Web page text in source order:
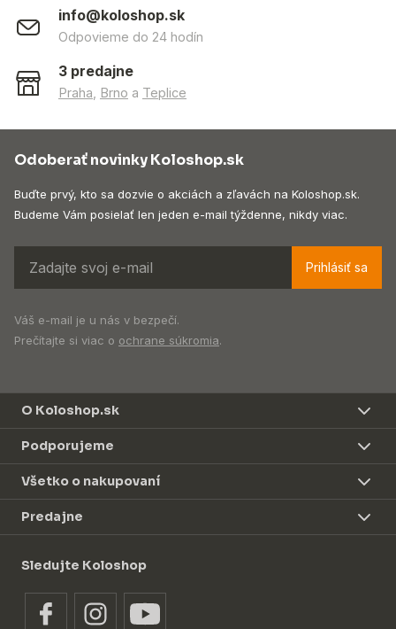
info@koloshop.sk
Odpovieme do 24 hodín
3 predajne
Praha Brno a Teplice
Odoberať novinky Koloshop.sk
Buďte prvý, kto sa dozvie o akciách a zľavách na Koloshop.sk.
Budeme Vám posielať len jeden e-mail týždenne, nikdy viac.
Prihlásiť sa
Váš e-mail je u nás v bezpečí.
Prečítajte si viac o ochrane súkromia.
O Koloshop.sk
Podporujeme
Všetko o nakupovaní
Predajne
Sledujte Koloshop